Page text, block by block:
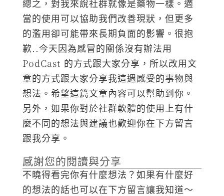
總之，對我來說社群就像是藥物一樣。適
當的使用可以協助我們改善現狀，但更多
的濫用卻可能帶來長期負面的影響。很抱
歉..今天因為感冒的關係沒有辦法用
PodCast 的方式跟大家分享，所以改用文
章的方式跟大家分享我這週感受的事物與
想法。希望這篇文章內容可以幫助到你。
另外，如果你對於社群軟體的使用上有什
麼不同的想法與建議也歡迎你在下方留言
跟我分享。
感謝您的閱讀與分享
不曉得看完你有什麼想法？如果有什麼好
的想法的話也可以在下方留言讓我知道～